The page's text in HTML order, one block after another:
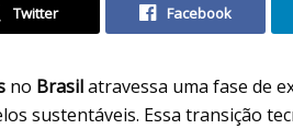
Twitter Facebook
no Brasilatravessa uma fase de
sustentáveis. Essa transição